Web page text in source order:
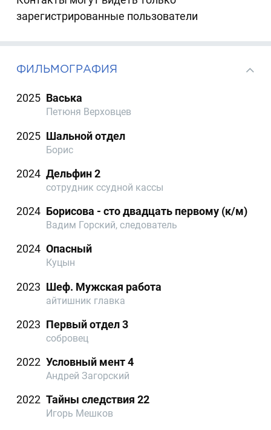
зарегистрированные пользователи
ФИЛЬМОГРАФИЯ
2025 Васька
Петюня Верховцев
2025 Шальной отдел
Борис
2024 Дельфин 2
сотрудник ссудной кассы
2024 Борисова - сто двадцать первому (к/м)
Вадим Горский, следователь
2024 Опасный
Куцын
2023 Шеф. Мужская работа
айтишник главка
2023 Первый отдел 3
собровец
2022 Условный мент 4
Андрей Загорский
2022 Тайны следствия 22
Игорь Мешков